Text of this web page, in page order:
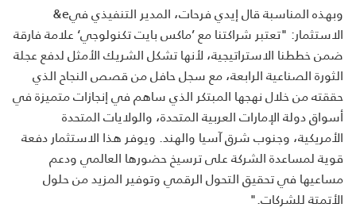
وبهذه المناسبة قال إيدي فرحات، المدير التنفيذي في&e
الاستثمار: "تعتبر شراكتنا مع ’ماكس بايت تكنولوجي‘ علامة فارقة
ضمن خططنا الاستراتيجية، لأنها تشكل الشريك الأمثل لدفع عجلة
الثورة الصناعية الرابعة، مع سجل حافل من قصص النجاح الذي
حققته من خلال نهجها المبتكر الذي ساهم في إنجازات متميزة في
أسواق دولة الإمارات العربية المتحدة، والولايات المتحدة
الأمريكية، وجنوب شرق آسيا والهند. ويوفر هذا الاستثمار دفعة
قوية لمساعدة الشركة على ترسيخ حضورها العالمي ودعم
مساعيها في تحقيق التحول الرقمي وتوفير المزيد من حلول
الأتمتة للشركات".